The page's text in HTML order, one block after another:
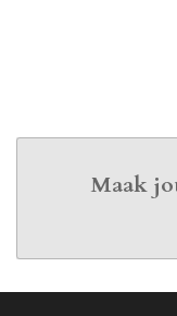
Maak